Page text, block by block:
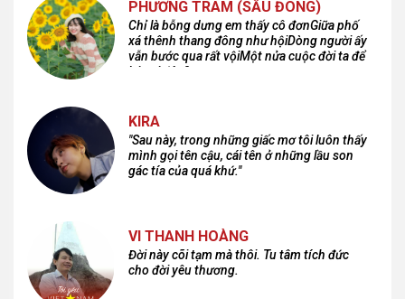
PHƯƠNG TRÂM (SẦU ĐÔNG)
Chỉ là bỗng dưng em thấy cô đơnGiữa phố
xá thênh thang đông như hộiDòng người ấy
vẫn bước qua rất vộiMột nửa cuộc đời ta để
lại nơi đâu?
KIRA
"Sau này, trong những giấc mơ tôi luôn thấy
mình gọi tên cậu, cái tên ở những lầu son
gác tía của quá khứ."
VI THANH HOÀNG
Đời này cõi tạm mà thôi. Tu tâm tích đức
cho đời yêu thương.